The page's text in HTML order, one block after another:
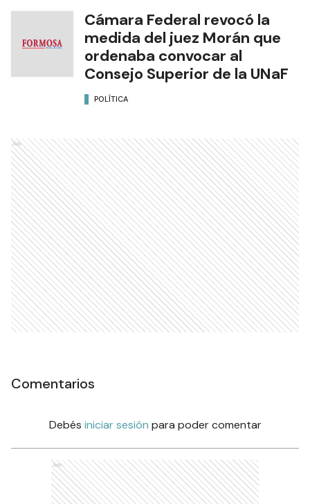
Cámara Federal revocó la
medida del juez Morán que
ordenaba convocar al
Consejo Superior de la UNaF
POLÍTICA
Ads
Comentarios
Debés iniciar sesión para poder comentar
Ads